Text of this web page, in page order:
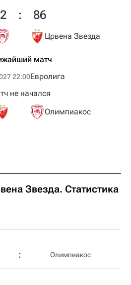
: 86
Црвена Звезда
матч
22:00Евролига
не начался
Олимпиакос
Звезда. Статистика
Олимпиакос